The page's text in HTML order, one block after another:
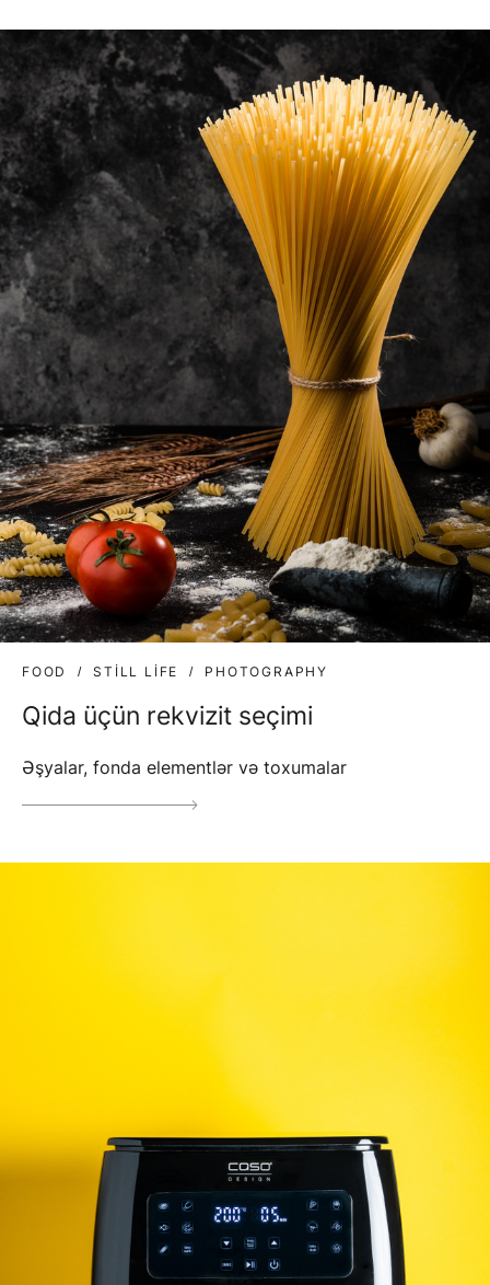
FOOD STILL LIFE PHOTOGRAPHY
Qida üçün rekvizit seçimi
Əşyalar, fonda elementlər və toxumalar